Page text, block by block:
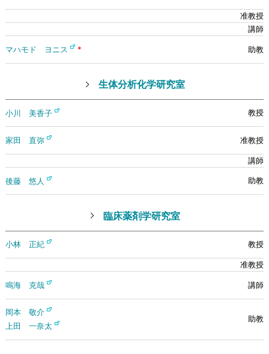
マハモド ヨニス *
生体分析化学研究室
小川 美香子
家田 直弥
後藤 悠人
臨床薬剤学研究室
小林 正紀
鳴海 克哉
岡本 敬介
上田 ⼀奈太